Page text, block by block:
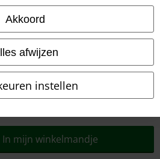
Akkoord
afwijzen
instellen
In mijn winkelmandje
B.V.